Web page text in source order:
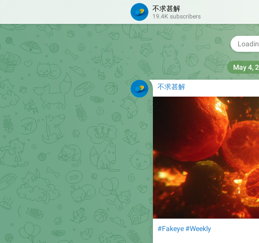
不求甚解
19.4K subscribers
室友是第一次看，非常激动。
🔗更多图片可以去我博客看原
❤
21
👍
1
不求甚解
#Fakeye#Weekly
May 4,